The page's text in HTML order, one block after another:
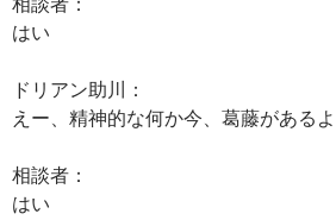
はい
ドリアン助川：
えー、精神的な何か今、葛藤がある
相談者：
はい